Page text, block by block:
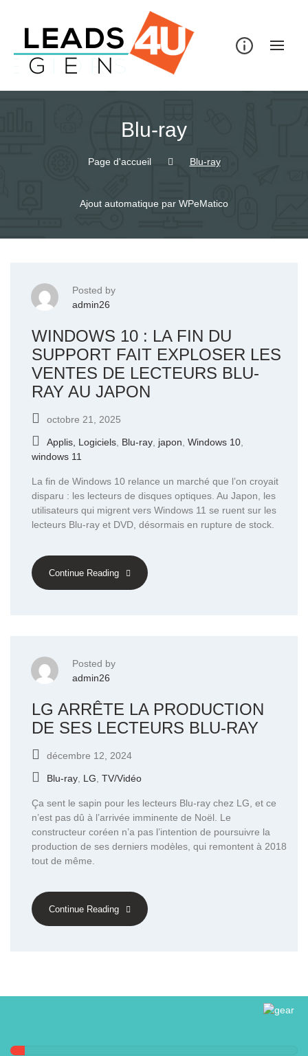
Blu-ray
Page d'accueil Blu-ray
Ajout automatique par WPeMatico
Posted by
admin26
WINDOWS 10 : LA FIN DU
SUPPORT FAIT EXPLOSER LES
VENTES DE LECTEURS BLU-
RAY AU JAPON
octobre 21, 2025
Applis, Logiciels Blu-ray japon Windows 10
windows 11
La fin de Windows 10 relance un marché que l’on croyait
disparu : les lecteurs de disques optiques. Au Japon, les
utilisateurs qui migrent vers Windows 11 se ruent sur les
lecteurs Blu-ray et DVD, désormais en rupture de stock.
Continue Reading
Posted by
admin26
LG ARRÊTE LA PRODUCTION
DE SES LECTEURS BLU-RAY
décembre 12, 2024
Blu-ray LG TV/Vidéo
Ça sent le sapin pour les lecteurs Blu-ray chez LG, et ce
n’est pas dû à l’arrivée imminente de Noël. Le
constructeur coréen n’a pas l’intention de poursuivre la
production de ses derniers modèles, qui remontent à 2018
tout de même.
Continue Reading